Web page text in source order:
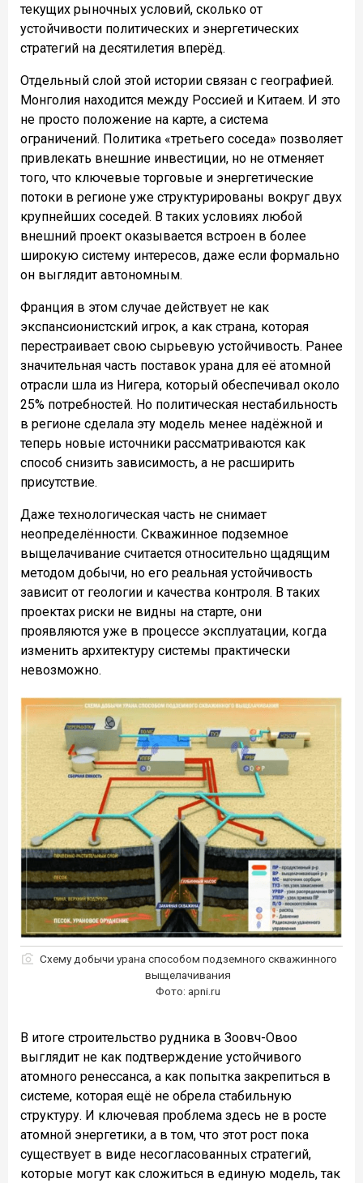
текущих рыночных условий, сколько от
устойчивости политических и энергетических
стратегий на десятилетия вперёд.
Отдельный слой этой истории связан с географией.
Монголия находится между Россией и Китаем. И это
не просто положение на карте, а система
ограничений. Политика «третьего соседа» позволяет
привлекать внешние инвестиции, но не отменяет
того, что ключевые торговые и энергетические
потоки в регионе уже структурированы вокруг двух
крупнейших соседей. В таких условиях любой
внешний проект оказывается встроен в более
широкую систему интересов, даже если формально
он выглядит автономным.
Франция в этом случае действует не как
экспансионистский игрок, а как страна, которая
перестраивает свою сырьевую устойчивость. Ранее
значительная часть поставок урана для её атомной
отрасли шла из Нигера, который обеспечивал около
25% потребностей. Но политическая нестабильность
в регионе сделала эту модель менее надёжной и
теперь новые источники рассматриваются как
способ снизить зависимость, а не расширить
присутствие.
Даже технологическая часть не снимает
неопределённости. Скважинное подземное
выщелачивание считается относительно щадящим
методом добычи, но его реальная устойчивость
зависит от геологии и качества контроля. В таких
проектах риски не видны на старте, они
проявляются уже в процессе эксплуатации, когда
изменить архитектуру системы практически
невозможно.
Схему добычи урана способом подземного скважинного
выщелачивания
Фото: apni.ru
В итоге строительство рудника в Зоовч-Овоо
выглядит не как подтверждение устойчивого
атомного ренессанса, а как попытка закрепиться в
системе, которая ещё не обрела стабильную
структуру. И ключевая проблема здесь не в росте
атомной энергетики, а в том, что этот рост пока
существует в виде несогласованных стратегий,
которые могут как сложиться в единую модель, так